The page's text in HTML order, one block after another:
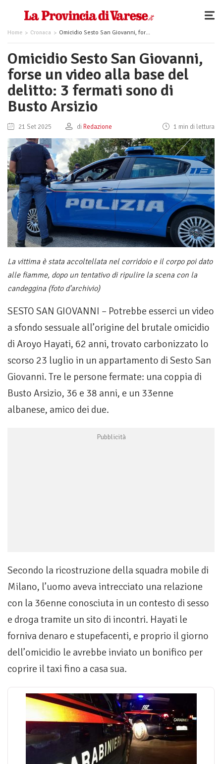
Home Cronaca Omicidio Sesto San Giovanni, forse un video alla base del delitto: 3 fermati sono di Busto Arsizio
Omicidio Sesto San Giovanni,
forse un video alla base del
delitto: 3 fermati sono di
Busto Arsizio
21 Set 2025 di Redazione 1 min di lettura
La vittima è stata accoltellata nel corridoio e il corpo poi dato
alle fiamme, dopo un tentativo di ripulire la scena con la
candeggina (foto d'archivio)
SESTO SAN GIOVANNI – Potrebbe esserci un video
a sfondo sessuale all’origine del brutale omicidio
di Aroyo Hayati, 62 anni, trovato carbonizzato lo
scorso 23 luglio in un appartamento di Sesto San
Giovanni. Tre le persone fermate: una coppia di
Busto Arsizio, 36 e 38 anni, e un 33enne
albanese, amico dei due.
Secondo la ricostruzione della squadra mobile di
Milano, l’uomo aveva intrecciato una relazione
con la 36enne conosciuta in un contesto di sesso
e droga tramite un sito di incontri. Hayati le
forniva denaro e stupefacenti, e proprio il giorno
dell’omicidio le avrebbe inviato un bonifico per
coprire il taxi fino a casa sua.